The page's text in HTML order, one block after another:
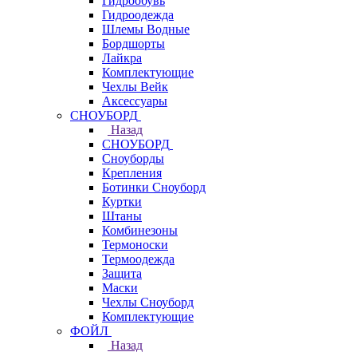
Гидроодежда
Шлемы Водные
Бордшорты
Лайкра
Комплектующие
Чехлы Вейк
Аксессуары
СНОУБОРД
Назад
СНОУБОРД
Сноуборды
Крепления
Ботинки Сноуборд
Куртки
Штаны
Комбинезоны
Термоноски
Термоодежда
Защита
Маски
Чехлы Сноуборд
Комплектующие
ФОЙЛ
Назад